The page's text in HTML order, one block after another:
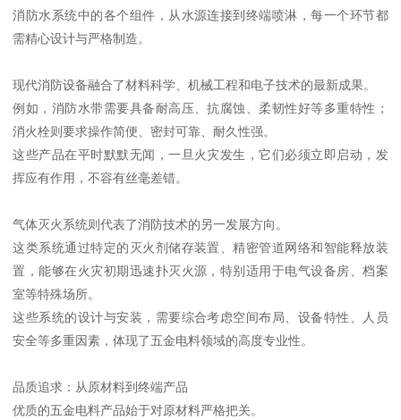
消防水系统中的各个组件，从水源连接到终端喷淋，每一个环节都
需精心设计与严格制造。
现代消防设备融合了材料科学、机械工程和电子技术的最新成果。
例如，消防水带需要具备耐高压、抗腐蚀、柔韧性好等多重特性；
消火栓则要求操作简便、密封可靠、耐久性强。
这些产品在平时默默无闻，一旦火灾发生，它们必须立即启动，发
挥应有作用，不容有丝毫差错。
气体灭火系统则代表了消防技术的另一发展方向。
这类系统通过特定的灭火剂储存装置、精密管道网络和智能释放装
置，能够在火灾初期迅速扑灭火源，特别适用于电气设备房、档案
室等特殊场所。
这些系统的设计与安装，需要综合考虑空间布局、设备特性、人员
安全等多重因素，体现了五金电料领域的高度专业性。
品质追求：从原材料到终端产品
优质的五金电料产品始于对原材料严格把关。